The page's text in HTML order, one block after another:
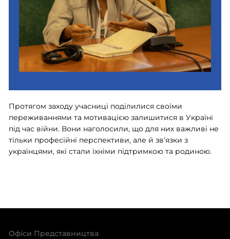
Протягом заходу учасниці поділилися своїми
переживаннями та мотивацією залишитися в Україні
під час війни. Вони наголосили, що для них важливі не
тільки професійні перспективи, але й зв’язки з
українцями, які стали їхніми підтримкою та родиною.
Офіси Представництва